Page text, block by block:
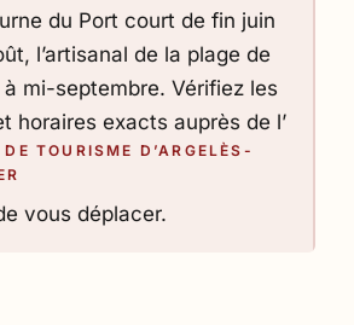
du Port court de fin juin
l’artisanal de la plage de
mi-septembre. Vérifiez les
horaires exacts auprès de l’
TOURISME D’ARGELÈS-
vous déplacer.